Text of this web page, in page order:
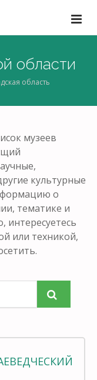
области
область
музеев
культурные
о
тематике и
интересуетесь
или техникой,